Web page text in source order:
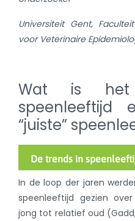
Universiteit Gent,
voor Veterinaire
Wat is het
“juiste”
De trends in
In de loop der jaren
speenleeftijd gezien
jong tot relatief oud